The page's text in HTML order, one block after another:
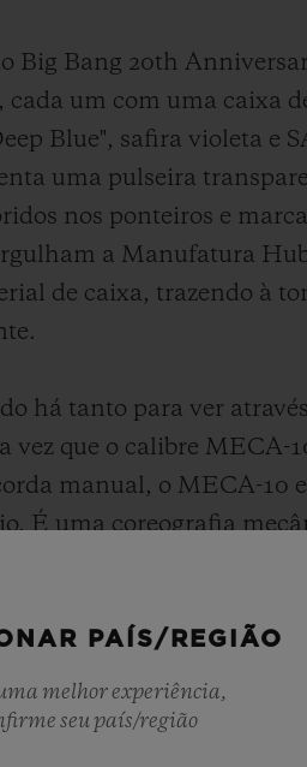
Big Bang 20th
um com uma caixa
Blue", safira violeta e
uma pulseira
nos ponteiros e
a Manufatura
de caixa, trazendo à
há tanto para ver
que o calibre MECA-
manual, o MECA-10
É uma coreografia
impressionante reserva
raramente visto em
uma engrenagem circular.
a Hublot criou
of Sapphire”
PAÍS/REGIÃO
melhor experiência,
seu país/região